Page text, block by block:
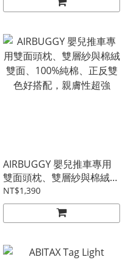
AIRBUGGY 嬰兒推車專用
雙面頭枕、雙層紗與棉絨雙
面、100%純棉、正反雙色
好搭配，親膚性超強
NT$1,390